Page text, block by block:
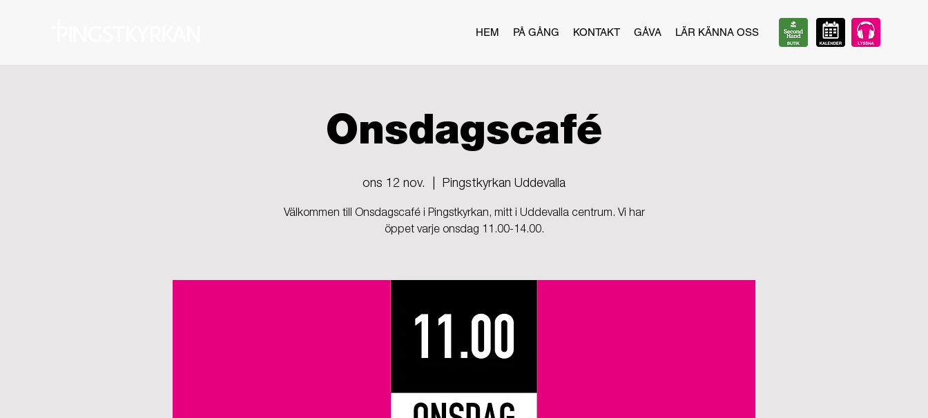
HEM PÅ GÅNG KONTAKT GÅVA LÄR KÄNNA OSS
Onsdagscafé
ons 12 nov. Pingstkyrkan Uddevalla
Välkommen till Onsdagscafé i Pingstkyrkan, mitt i Uddevalla centrum. Vi har
öppet varje onsdag 11.00-14.00.